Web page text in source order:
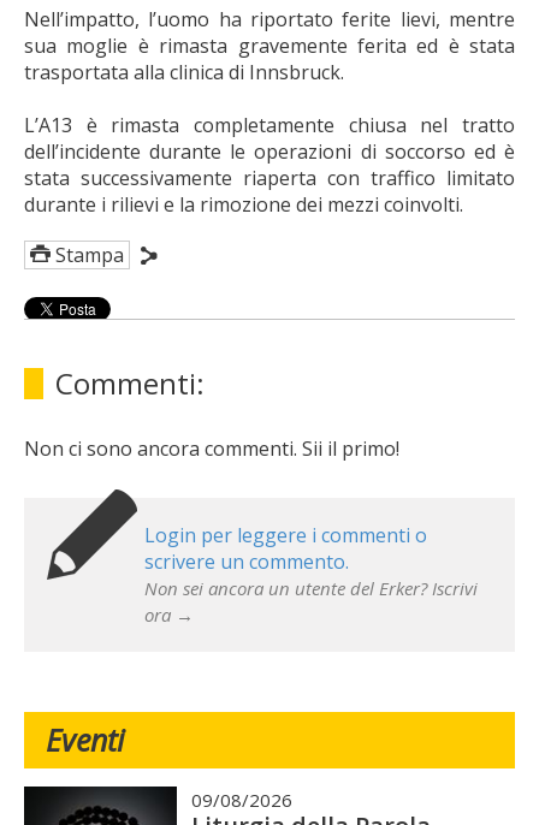
Nell’impatto, l’uomo ha riportato ferite lievi, mentre
sua moglie è rimasta gravemente ferita ed è stata
trasportata alla clinica di Innsbruck.
L’A13 è rimasta completamente chiusa nel tratto
dell’incidente durante le operazioni di soccorso ed è
stata successivamente riaperta con traffico limitato
durante i rilievi e la rimozione dei mezzi coinvolti.
Stampa
Commenti:
Non ci sono ancora commenti. Sii il primo!
Login per leggere i commenti o
scrivere un commento.
Non sei ancora un utente del Erker? Iscrivi
ora →
Eventi
09/08/2026